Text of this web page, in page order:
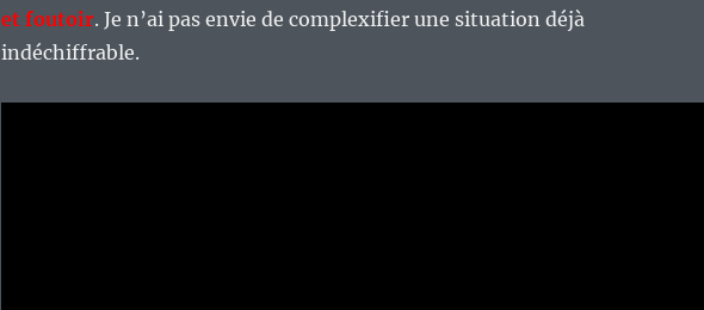
et foutoir. Je n’ai pas envie de complexifier une situation déjà
indéchiffrable.